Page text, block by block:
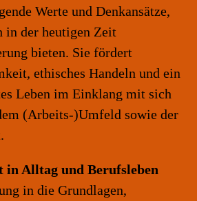
Werte und Denkansätze,
in der heutigen Zeit
bieten. Sie fördert
ethisches Handeln und ein
Leben im Einklang mit sich
(Arbeits-)Umfeld sowie der
in Alltag und Berufsleben
in die Grundlagen,